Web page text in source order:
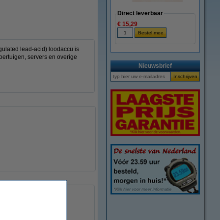
lead-acid) loodaccu is
servers en overige
Direct leverbaar
€ 15,29
Nieuwsbrief